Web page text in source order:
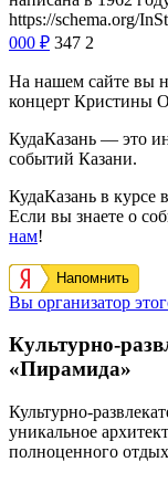
https://schema.org/
000 ₽ 347 2
На нашем сайте вы
концерт Кристины
КудаКазань — это
событий Казани.
КудаКазань в курсе
Если вы знаете о
нам!
Напомнить
Вы организатор
Культурно-
«Пирамида»
Культурно-
уникальное
полноценного